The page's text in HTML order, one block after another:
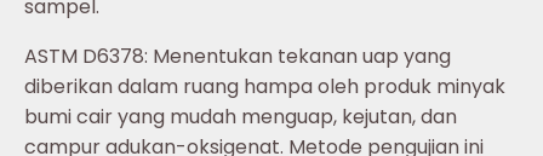
sampel.
ASTM D6378: Menentukan tekanan uap yang
diberikan dalam ruang hampa oleh produk minyak
bumi cair yang mudah menguap, kejutan, dan
campur adukan-oksigenat. Metode pengujian ini